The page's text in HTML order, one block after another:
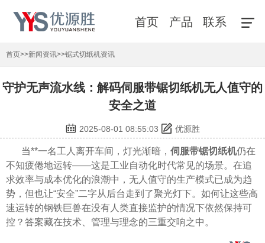
首页 产品 联系
首页>>新闻资讯>>锯式切纸机资讯
守护无声流水线：解码伺服带锯切纸机无人值守的
安全之道
2025-08-01 08:55:03 优源胜
当**一名工人离开车间，灯光渐暗， 伺服带锯切纸机仍在
不知疲倦地运转——这是工业自动化时代常见的场景。在追
求效率与成本优化的浪潮中，无人值守的生产模式已成为趋
势，但也让“安全”二字从后台走到了聚光灯下。如何让这些高
速运转的钢铁巨兽在没有人类直接监护的情况下依然保持可
控？答案藏在技术、管理与理念的三重交响之中。